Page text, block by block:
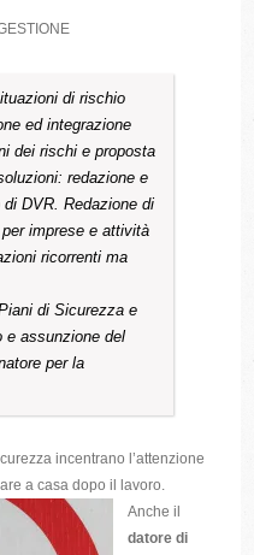
di rischio
ed integrazione
dei rischi e proposta
redazione e
di DVR. Redazione di
imprese e attività
ricorrenti ma
di Sicurezza e
e assunzione del
per la
incentrano l’attenzione
a casa dopo il lavoro.
Anche il
datore di